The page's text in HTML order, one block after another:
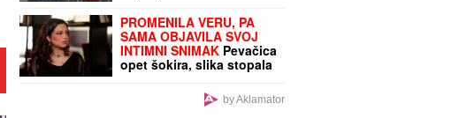
PROMENILA VERU, PA
SAMA OBJAVILA SVOJ
INTIMNI SNIMAK Pevačica
opet šokira, slika stopala
by Aklamator